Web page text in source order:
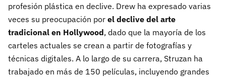
profesión plástica en declive. Drew ha expresado varias
veces su preocupación por el declive del arte
tradicional en Hollywood, dado que la mayoría de los
carteles actuales se crean a partir de fotografías y
técnicas digitales. A lo largo de su carrera, Struzan ha
trabajado en más de 150 películas, incluyendo grandes